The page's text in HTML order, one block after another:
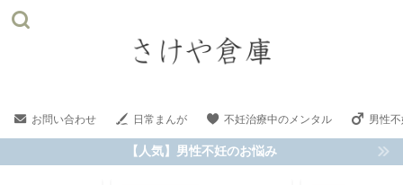
お問い合わせ 日常まんが 不妊治療中のメンタル 男性
【人気】男性不妊のお悩み